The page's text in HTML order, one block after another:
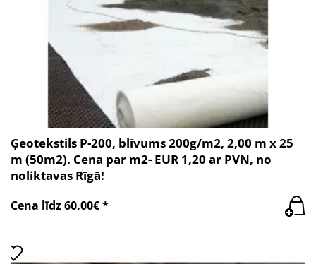
Ģeotekstils P-200, blīvums 200g/m2, 2,00 m x 25
m (50m2). Cena par m2- EUR 1,20 ar PVN, no
noliktavas Rīgā!
Cena līdz 60.00€ *